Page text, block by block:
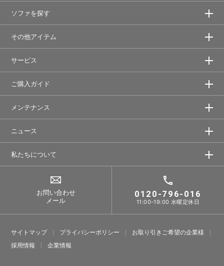
ソファを探す
その他アイテム
サービス
ご購入ガイド
メンテナンス
ニュース
私たちについて
お問い合わせ
メール
0120-796-016
11:00-19:00 水曜定休日
サイトマップ プライバシーポリシー
お取り引きご希望の企業様
採⽤情報
企業情報